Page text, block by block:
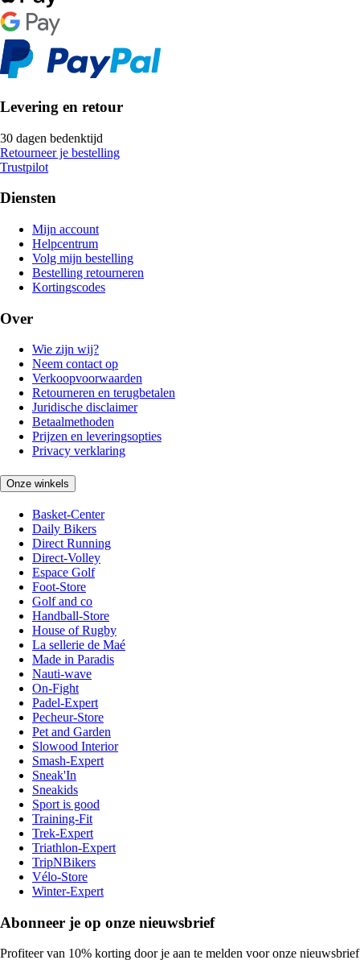
Levering en retour
30 dagen bedenktijd
Retourneer je bestelling
Trustpilot
Diensten
Mijn account
Helpcentrum
Volg mijn bestelling
Bestelling retourneren
Kortingscodes
Over
Wie zijn wij?
Neem contact op
Verkoopvoorwaarden
Retourneren en terugbetalen
Juridische disclaimer
Betaalmethoden
Prijzen en leveringsopties
Privacy verklaring
Onze winkels
Basket-Center
Daily Bikers
Direct Running
Direct-Volley
Espace Golf
Foot-Store
Golf and co
Handball-Store
House of Rugby
La sellerie de Maé
Made in Paradis
Nauti-wave
On-Fight
Padel-Expert
Pecheur-Store
Pet and Garden
Slowood Interior
Smash-Expert
Sneak'In
Sneakids
Sport is good
Training-Fit
Trek-Expert
Triathlon-Expert
TripNBikers
Vélo-Store
Winter-Expert
Abonneer je op onze nieuwsbrief
Profiteer van 10% korting door je aan te melden voor onze nieuwsbrief